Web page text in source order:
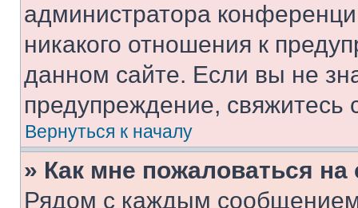
администратора
никакого отношения к
данном сайте. Если вы не
предупреждение,
Вернуться к началу
» Как мне пожаловаться
Рядом с каждым сообщением